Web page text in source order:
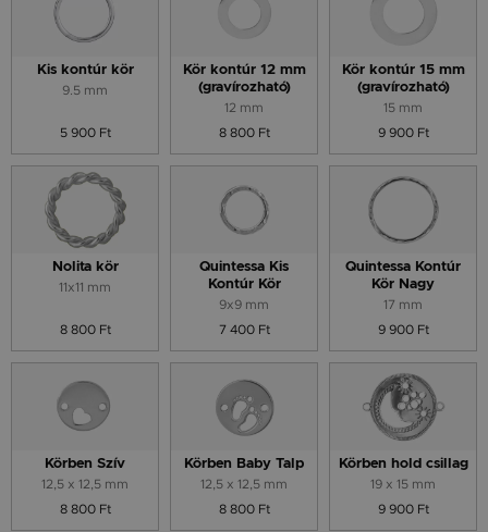
Kis kontúr kör
9.5 mm
5 900 Ft
Kör kontúr 12 mm
(gravírozható)
12 mm
8 800 Ft
Kör kontúr 15 mm
(gravírozható)
15 mm
9 900 Ft
Nolita kör
11x11 mm
8 800 Ft
Quintessa Kis
Kontúr Kör
9x9 mm
7 400 Ft
Quintessa Kontúr
Kör Nagy
17 mm
9 900 Ft
Körben Szív
12,5 x 12,5 mm
8 800 Ft
Körben Baby Talp
12,5 x 12,5 mm
8 800 Ft
Körben hold csillag
19 x 15 mm
9 900 Ft